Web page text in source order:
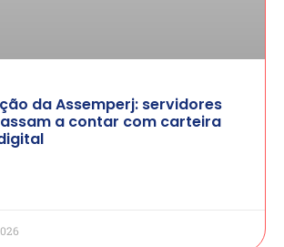
da Assemperj: servidores
a contar com carteira